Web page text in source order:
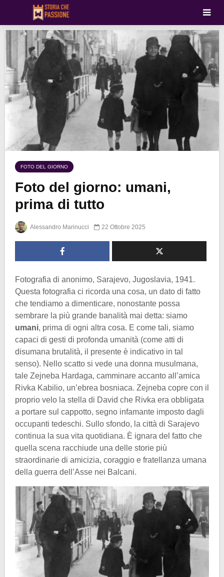
FOTO DEL GIORNO
Foto del giorno: umani,
prima di tutto
Alessandro Marinucci 22 Ottobre 2025
Fotografia di anonimo, Sarajevo, Jugoslavia, 1941.
Questa fotografia ci ricorda una cosa, un dato di fatto
che tendiamo a dimenticare, nonostante possa
sembrare la più grande banalità mai detta: siamo
umani, prima di ogni altra cosa. E come tali, siamo
capaci di gesti di profonda umanità (come atti di
disumana brutalità, il presente è indicativo in tal
senso). Nello scatto si vede una donna musulmana,
tale Zejneba Hardaga, camminare accanto all’amica
Rivka Kabilio, un’ebrea bosniaca. Zejneba copre con il
proprio velo la stella di David che Rivka era obbligata
a portare sul cappotto, segno infamante imposto dagli
occupanti tedeschi. Sullo sfondo, la città di Sarajevo
continua la sua vita quotidiana. È ignara del fatto che
quella scena racchiude una delle storie più
straordinarie di amicizia, coraggio e fratellanza umana
della guerra dell’Asse nei Balcani.